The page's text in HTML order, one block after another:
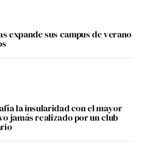
expande sus campus de verano
la insularidad con el mayor
jamás realizado por un club